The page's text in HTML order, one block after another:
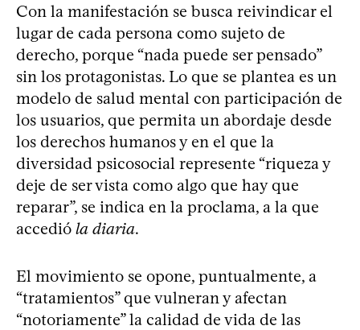
Con la manifestación se busca reivindicar el
lugar de cada persona como sujeto de
derecho, porque “nada puede ser pensado”
sin los protagonistas. Lo que se plantea es un
modelo de salud mental con participación de
los usuarios, que permita un abordaje desde
los derechos humanos y en el que la
diversidad psicosocial represente “riqueza y
deje de ser vista como algo que hay que
reparar”, se indica en la proclama, a la que
accedió la diaria.
El movimiento se opone, puntualmente, a
“tratamientos” que vulneran y afectan
“notoriamente” la calidad de vida de las